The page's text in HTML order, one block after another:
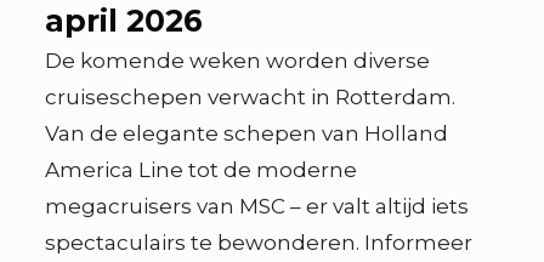
april 2026
De komende weken worden diverse
cruiseschepen verwacht in Rotterdam.
Van de elegante schepen van Holland
America Line tot de moderne
megacruisers van MSC – er valt altijd iets
spectaculairs te bewonderen. Informeer